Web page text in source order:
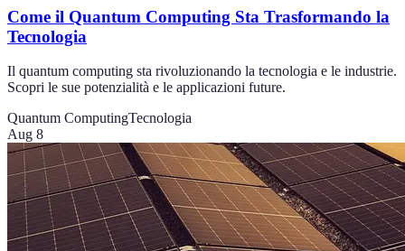
Come il Quantum Computing Sta Trasformando la
Tecnologia
Il quantum computing sta rivoluzionando la tecnologia e le industrie.
Scopri le sue potenzialità e le applicazioni future.
Quantum ComputingTecnologia
Aug 8